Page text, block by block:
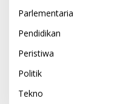
Parlementaria
Pendidikan
Peristiwa
Politik
Tekno